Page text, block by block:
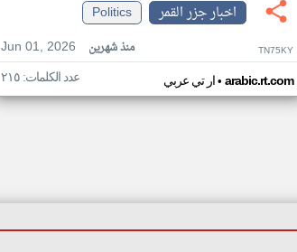
اخبار جزر القمر
Politics
Jun 01, 2026
منذ شهرين TN75KY
ار تي عربي• arabic.rt.com عدد الكلمات: ٢١٥